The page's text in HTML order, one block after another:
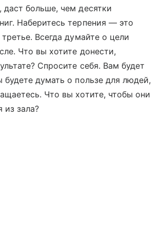
больше, чем десятки
Наберитесь терпения — это
Всегда думайте о цели
Что вы хотите донести,
Спросите себя. Вам будет
думать о пользе для людей,
Что вы хотите, чтобы они
из зала?